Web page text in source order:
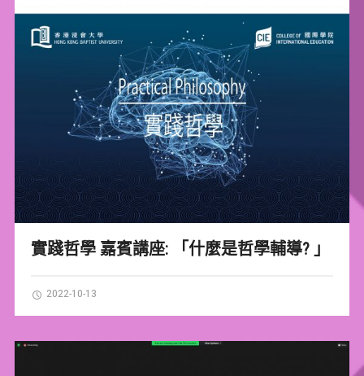
實踐哲學 嘉賓講座: 「什麼是哲學輔導? 」
2022-10-13